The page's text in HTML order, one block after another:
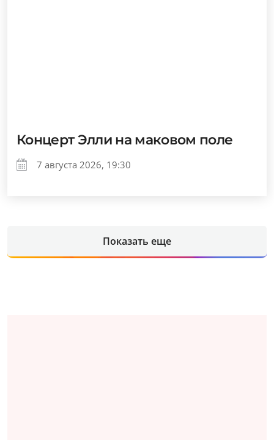
Концерт Элли на маковом поле
7 августа 2026, 19:30
Показать еще